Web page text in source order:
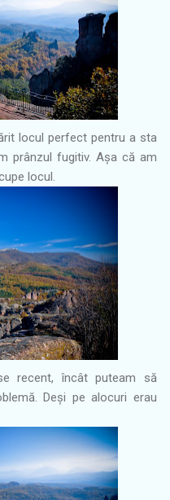
locul perfect pentru a sta
prânzul fugitiv. Așa că am
locul.
recent, încât puteam să
Deși pe alocuri erau